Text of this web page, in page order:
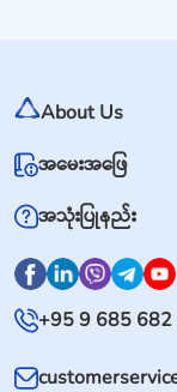
About Us
အမေးအဖြေ
အသုံးပြုနည်း
+95 9 685